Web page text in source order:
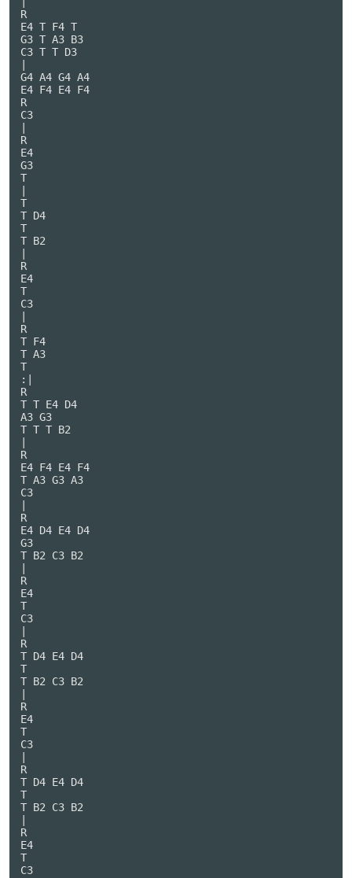
R
E4 T F4 T
G3 T A3 B3
C3 T T D3
G4 A4 G4 A4
E4 F4 E4 F4
R
C3
R
E4
G3
T
T
T D4
T
T B2
R
E4
T
C3
R
T F4
T A3
T
:|
R
T T E4 D4
A3 G3
T T T B2
R
E4 F4 E4 F4
T A3 G3 A3
C3
R
E4 D4 E4 D4
G3
T B2 C3 B2
R
E4
T
C3
R
T D4 E4 D4
T
T B2 C3 B2
R
E4
T
C3
R
T D4 E4 D4
T
T B2 C3 B2
R
E4
T
C3